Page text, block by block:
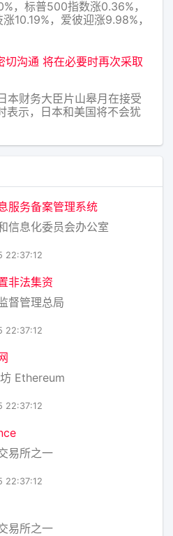
，标普500指数涨0.36%，
10.19%，爱彼迎涨9.98%，
纽曼矿业涨5.81%，雅保化
切沟通 将在必要时再次采取
本财务大臣片山皋月在接受
表示，日本和美国将不会犹
山皋月表示：“双方一致认
服务备案管理系统
信息化委员会办公室
22:37:12
非法集资
督管理总局
22:37:12
Ethereum
22:37:12
易所之一
22:37:12
易所之一